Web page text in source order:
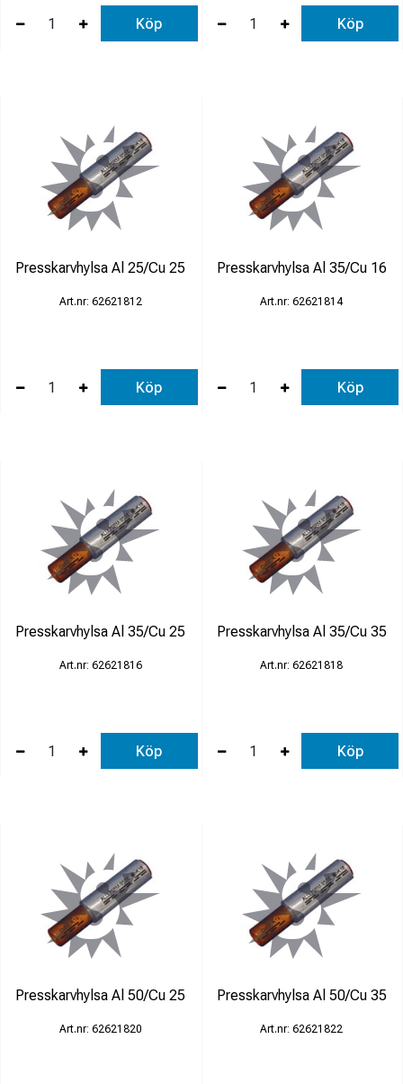
Köp Köp
Presskarvhylsa Al 25/Cu 25
62621812
Köp
Presskarvhylsa Al 35/Cu 16
62621814
Köp
Presskarvhylsa Al 35/Cu 25
62621816
Köp
Presskarvhylsa Al 35/Cu 35
62621818
Köp
Presskarvhylsa Al 50/Cu 25
62621820
Presskarvhylsa Al 50/Cu 35
62621822